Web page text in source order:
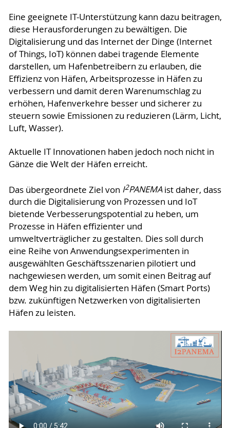
Eine geeignete IT-Unterstützung kann dazu beitragen,
diese Herausforderungen zu bewältigen. Die
Digitalisierung und das Internet der Dinge (Internet
of Things, IoT) können dabei tragende Elemen­te
darstellen, um Hafenbetreibern zu erlauben, die
Effizienz von Häfen, Arbeitsprozesse in Häfen zu
verbessern und damit deren Warenumschlag zu
erhöhen, Hafenverkehre besser und sicherer zu
steuern sowie Emissionen zu reduzieren (Lärm, Licht,
Luft, Wasser).
Aktuelle IT Innovationen haben jedoch noch nicht in
Gänze die Welt der Häfen erreicht.
Das übergeordnete Ziel von I2PANEMAist daher, dass
durch die Digitalisierung von Prozessen und IoT
bietende Verbesserungspotential zu heben, um
Prozesse in Häfen effizienter und
umweltverträglicher zu gestalten. Dies soll durch
eine Reihe von Anwendungsexperimenten in
ausgewählten Geschäftsszenarien pilotiert und
nachgewiesen werden, um somit einen Beitrag auf
dem Weg hin zu digitalisierten Häfen (Smart Ports)
bzw. zukünftigen Netzwerken von digitalisierten
Häfen zu leisten.